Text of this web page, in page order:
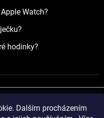
Dalším procházením
Watch?
hodinky?
Shoptet